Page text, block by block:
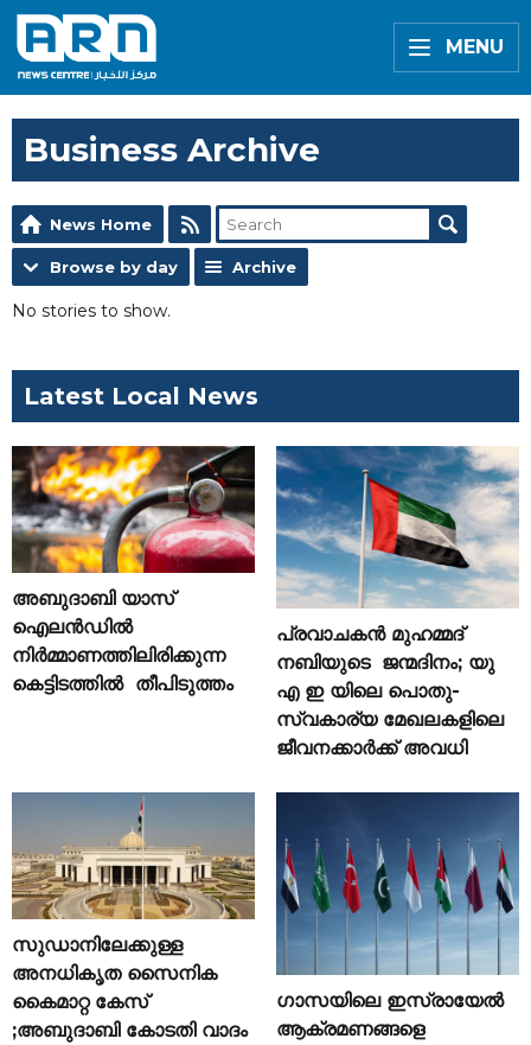
MENU
Business Archive
News Home
Browse by day Archive
No stories to show.
Latest Local News
അബുദാബി യാസ്
ഐലൻഡിൽ
നിർമ്മാണത്തിലിരിക്കുന്ന
കെട്ടിടത്തിൽ തീപിടുത്തം
പ്രവാചകൻ മുഹമ്മദ്
നബിയുടെ ജന്മദിനം; യു
എ ഇ യിലെ പൊതു-
സ്വകാര്യ മേഖലകളിലെ
ജീവനക്കാർക്ക് അവധി
സുഡാനിലേക്കുള്ള
അനധികൃത സൈനിക
കൈമാറ്റ കേസ്
;അബുദാബി കോടതി വാദം
ഗാസയിലെ ഇസ്രായേൽ
ആക്രമണങ്ങളെ